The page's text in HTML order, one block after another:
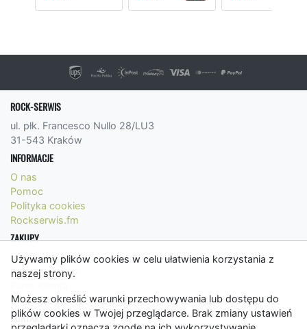
Używamy plików cookies w celu ułatwienia korzystania z
naszej strony.
Możesz określić warunki przechowywania lub dostępu do
plików cookies w Twojej przeglądarce. Brak zmiany ustawień
ROCK-SERWIS
ul. płk. Francesco Nullo 28/LU3
31-543 Kraków
INFORMACJE
O nas
Pomoc
Polityka cookies
Rockserwis.fm
ZAKUPY
Formy płatności
Koszty wysyłki
Regulamin
KONTAKT